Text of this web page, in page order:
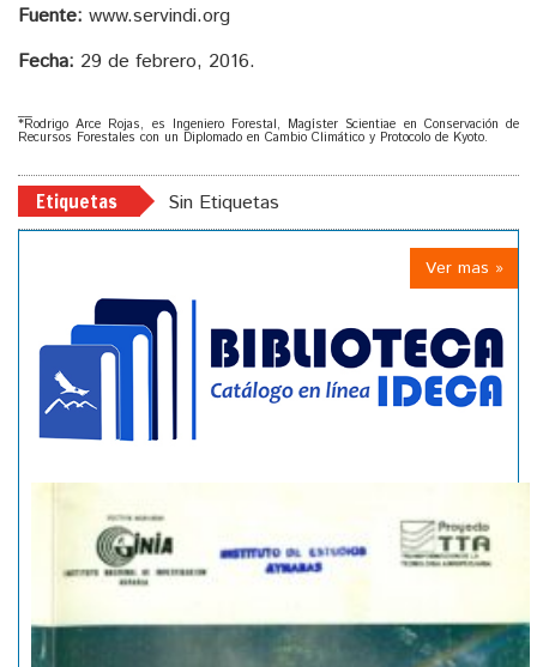
Fuente: www.servindi.org
Fecha: 29 de febrero, 2016.
*Rodrigo Arce Rojas, es Ingeniero Forestal, Magíster Scientiae en Conservación de
Recursos Forestales con un Diplomado en Cambio Climático y Protocolo de Kyoto.
Etiquetas Sin Etiquetas
Ver mas »